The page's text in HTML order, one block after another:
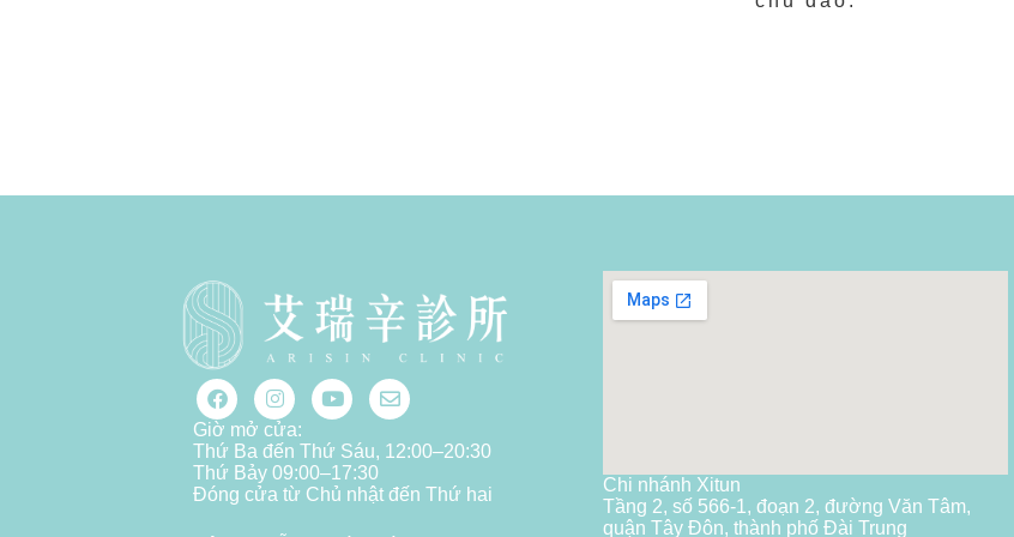
Giờ mở cửa:
Thứ Ba đến Thứ Sáu, 12:00–20:30
Thứ Bảy 09:00–17:30
Đóng cửa từ Chủ nhật đến Thứ hai
Chi nhánh Xitun
Tầng 2, số 566-1, đoạn 2, đường Văn Tâm,
quận Tây Đôn, thành phố Đài Trung